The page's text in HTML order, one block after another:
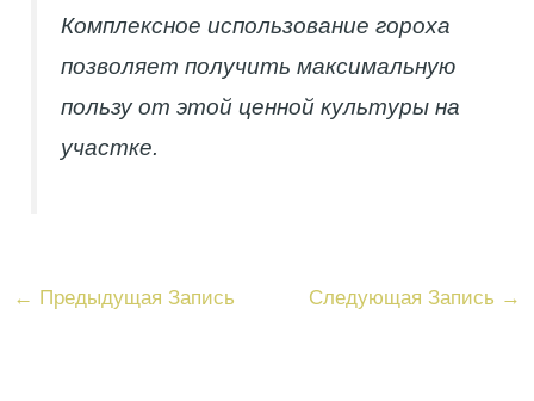
Комплексное использование гороха
позволяет получить максимальную
пользу от этой ценной культуры на
участке.
← Предыдущая Запись Следующая Запись →